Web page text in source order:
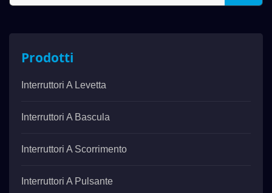
Prodotti
Interruttori A Levetta
Interruttori A Bascula
Interruttori A Scorrimento
Interruttori A Pulsante